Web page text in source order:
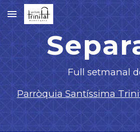
Skip to main content
Full setmanal
Parròquia Santíssima